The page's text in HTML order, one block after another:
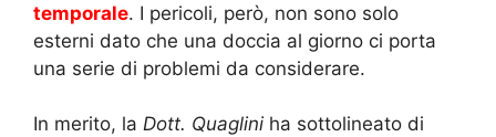
temporale. I pericoli, però, non sono solo
esterni dato che una doccia al giorno ci porta
una serie di problemi da considerare.
In merito, la Dott. Quaglini ha sottolineato di